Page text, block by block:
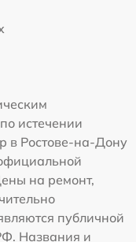
истечении
в Ростове-на-Дону
на ремонт,
публичной
Названия и